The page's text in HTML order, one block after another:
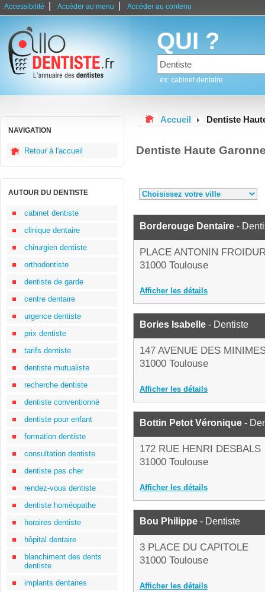
Accessibilité Accéder au menu Accéder au contenu
QUI ?
ex: cabinet dentaire
NAVIGATION
Retour à l'accueil
AUTOUR DU DENTISTE
cabinet dentiste
clinique dentaire
chirurgien dentiste
orthodontiste
dentiste de garde
centre dentaire
urgence dentiste
prix dentiste
tarifs dentiste
dentiste mutualiste
recherche dentiste
dentiste conventionné
dentiste pour enfant
formation dentiste
consultation dentiste
dentiste pas cher
rendez-vous dentiste
dentiste homéopathe
horaires dentiste
hôpital dentaire
blanchiment des dents
dentiste
implants dentaires
Accueil Dentiste
Dentiste Haute
Borderouge Dentaire -
PLACE ANTONIN
31000 Toulouse
Afficher les détails
Bories Isabelle - Dentiste
147 AVENUE DES
31000 Toulouse
Afficher les détails
Bottin Petot Véronique -
172 RUE HENRI DESBALS
31000 Toulouse
Afficher les détails
Bou Philippe - Dentiste
3 PLACE DU CAPITOLE
31000 Toulouse
Afficher les détails